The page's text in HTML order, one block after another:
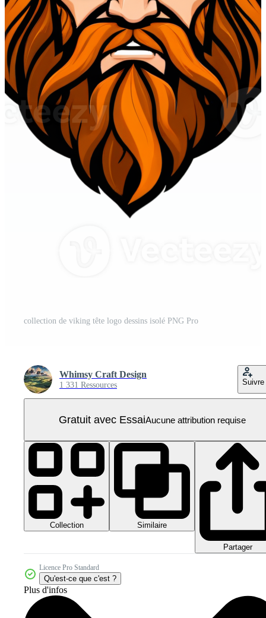
collection de viking tête logo dessins isolé PNG Pro
Whimsy Craft Design
1 331 Ressources Suivre
Gratuit avec EssaiAucune attribution requise
Collection Similaire
Partager
Licence Pro Standard
Qu'est-ce que c'est ?
Plus d'infos